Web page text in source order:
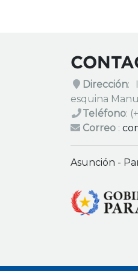
Dirección:
esquina
Teléfono:
Correo :
Asunción -